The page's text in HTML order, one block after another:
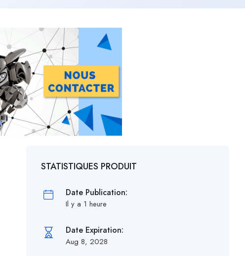
STATISTIQUES PRODUIT
Date Publication:
Il y a 1 heure
Date Expiration:
Aug 8, 2028